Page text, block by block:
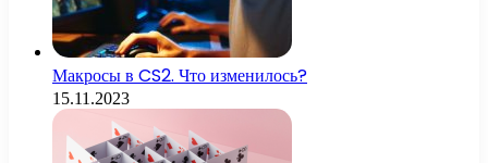
Макросы в CS2. Что изменилось?
15.11.2023